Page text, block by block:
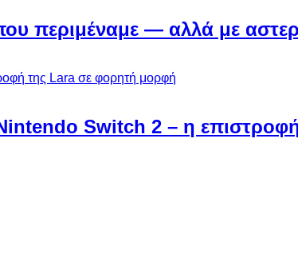
περιμέναμε — αλλά με
Switch 2 – η